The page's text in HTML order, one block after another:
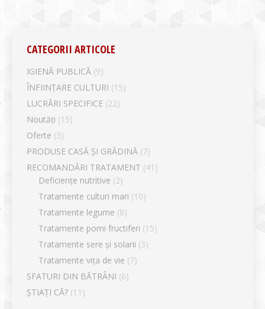
CATEGORII ARTICOLE
IGIENĂ PUBLICĂ (9)
ÎNFIINȚARE CULTURI (15)
LUCRĂRI SPECIFICE (22)
Noutăți (15)
Oferte (3)
PRODUSE CASĂ ȘI GRĂDINĂ (7)
RECOMANDĂRI TRATAMENT (41)
Deficiențe nutritive (2)
Tratamente culturi mari (10)
Tratamente legume (8)
Tratamente pomi fructiferi (15)
Tratamente sere și solarii (3)
Tratamente vița de vie (7)
SFATURI DIN BĂTRÂNI (6)
ȘTIAȚI CĂ? (11)